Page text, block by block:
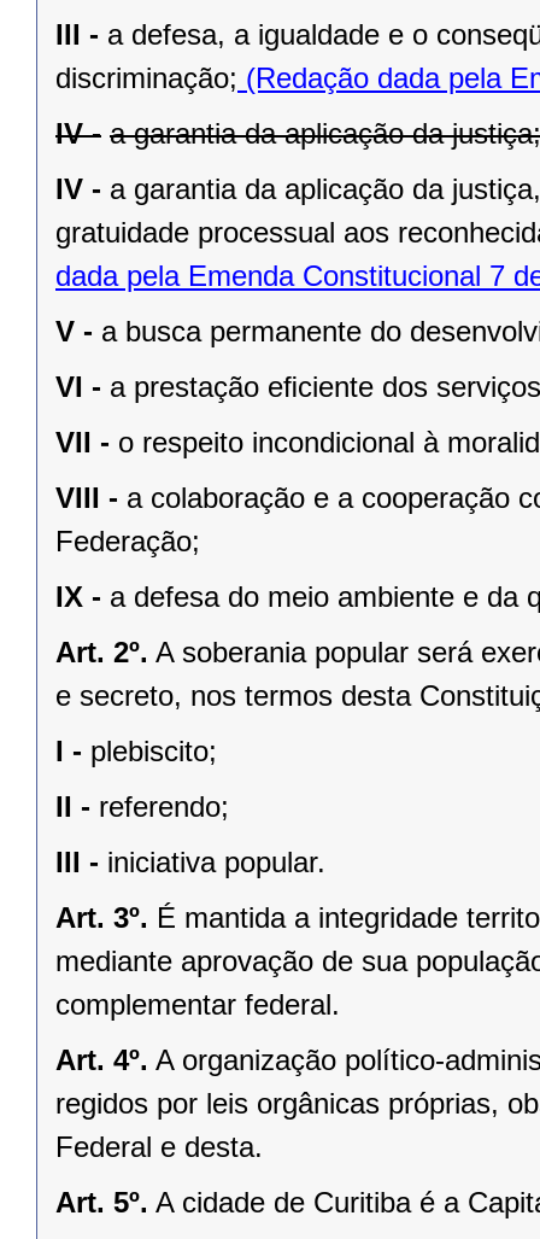
III - a defesa, a igualdade e o
discriminação; (Redação dada pela
IV - a garantia da aplicação da justiça;
IV - a garantia da aplicação da
gratuidade processual aos
dada pela Emenda Constitucional 7
V - a busca permanente do
VI - a prestação eﬁciente dos
VII - o respeito incondicional à
VIII - a colaboração e a cooperação
Federação;
IX - a defesa do meio ambiente e da
Art. 2º. A soberania popular será
e secreto, nos termos desta
I - plebiscito;
II - referendo;
III - iniciativa popular.
Art. 3º. É mantida a integridade
mediante aprovação de sua
complementar federal.
Art. 4º. A organização político-
regidos por leis orgânicas próprias,
Federal e desta.
Art. 5º. A cidade de Curitiba é a